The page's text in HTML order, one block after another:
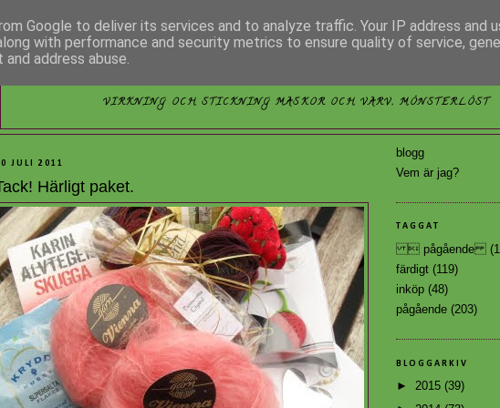
VIRKNING OCH STICKNING MASKOR OCH VARV, MÖNSTERLÖST
JULI 2011
Härligt paket.
blogg
Vem är jag?
TAGGAT
 pågående
färdigt (119)
inköp (48)
pågående (203)
BLOGGARKIV
► 2015 (39)
Google to deliver its services and to analyze traffic. Your IP address and
with performance and security metrics to ensure quality of service,
address abuse.